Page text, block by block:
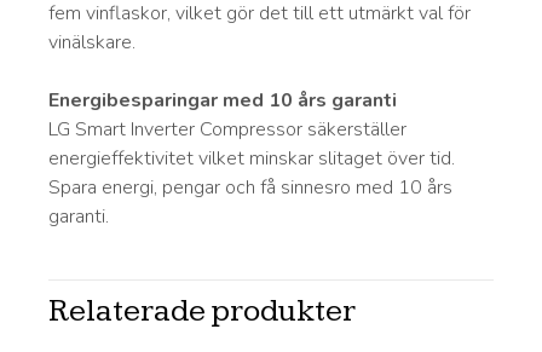
fem vinflaskor, vilket gör det till ett utmärkt val för
vinälskare.
Energibesparingar med 10 års garanti
LG Smart Inverter Compressor säkerställer
energieffektivitet vilket minskar slitaget över tid.
Spara energi, pengar och få sinnesro med 10 års
garanti.
Relaterade produkter